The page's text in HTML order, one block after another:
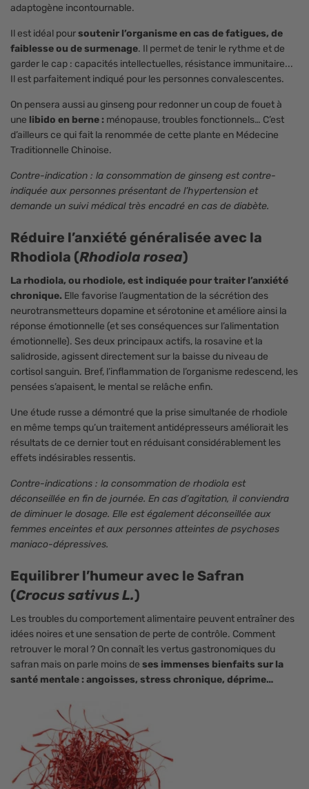
adaptogène incontournable.
Il est idéal poursoutenir l’organisme en cas de fatigues, de
faiblesse ou de surmenage. Il permet de tenir le rythme et de
garder le cap : capacités intellectuelles, résistance immunitaire...
Il est parfaitement indiqué pour les personnes convalescentes.
On pensera aussi au ginseng pour redonner un coup de fouet à
une libido en berne : ménopause, troubles fonctionnels… C’est
d’ailleurs ce qui fait la renommée de cette plante en Médecine
Traditionnelle Chinoise.
Contre-indication : la consommation de ginseng est contre-
indiquée aux personnes présentant de l’hypertension et
demande un suivi médical très encadré en cas de diabète.
Réduire l’anxiété généralisée avec la
Rhodiola (Rhodiola rosea)
La rhodiola, ou rhodiole, est indiquée pour traiter l’anxiété
chronique. Elle favorise l’augmentation de la sécrétion des
neurotransmetteurs dopamine et sérotonine et améliore ainsi la
réponse émotionnelle (et ses conséquences sur l’alimentation
émotionnelle). Ses deux principaux actifs, la rosavine et la
salidroside, agissent directement sur la baisse du niveau de
cortisol sanguin. Bref, l’inflammation de l’organisme redescend, les
pensées s’apaisent, le mental se relâche enfin.
Une étude russe a démontré que la prise simultanée de rhodiole
en même temps qu’un traitement antidépresseurs améliorait les
résultats de ce dernier tout en réduisant considérablement les
effets indésirables ressentis.
Contre-indications : la consommation de rhodiola est
déconseillée en fin de journée. En cas d’agitation, il conviendra
de diminuer le dosage. Elle est également déconseillée aux
femmes enceintes et aux personnes atteintes de psychoses
maniaco-dépressives.
Equilibrer l’humeur avec le Safran
(Crocus sativus L.)
Les troubles du comportement alimentaire peuvent entraîner des
idées noires et une sensation de perte de contrôle. Comment
retrouver le moral ? On connaît les vertus gastronomiques du
safran mais on parle moins de ses immenses bienfaits sur la
santé mentale : angoisses, stress chronique, déprime…